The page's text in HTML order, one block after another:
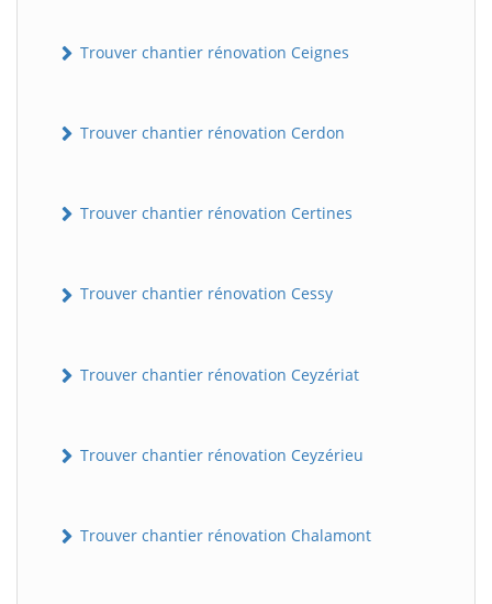
Trouver chantier rénovation Ceignes
Trouver chantier rénovation Cerdon
Trouver chantier rénovation Certines
Trouver chantier rénovation Cessy
Trouver chantier rénovation Ceyzériat
Trouver chantier rénovation Ceyzérieu
Trouver chantier rénovation Chalamont